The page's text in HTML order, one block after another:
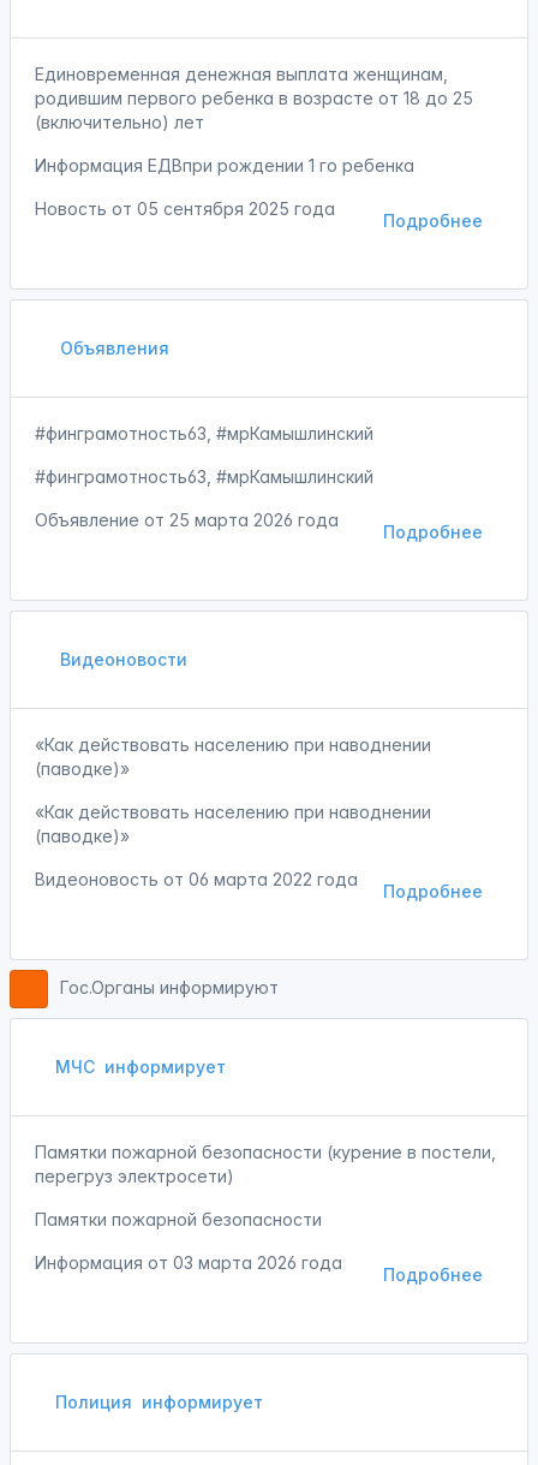
Единовременная денежная выплата женщинам,
родившим первого ребенка в возрасте от 18 до 25
(включительно) лет
Информация ЕДВпри рождении 1 го ребенка
Подробнее
Новость от 05 сентября 2025 года
Объявления
#финграмотность63, #мрКамышлинский
#финграмотность63, #мрКамышлинский
Подробнее
Объявление от 25 марта 2026 года
Видеоновости
«Как действовать населению при наводнении
(паводке)»
«Как действовать населению при наводнении
(паводке)»
Подробнее
Видеоновость от 06 марта 2022 года
Гос.Органы информируют
МЧС информирует
Памятки пожарной безопасности (курение в постели,
перегруз электросети)
Памятки пожарной безопасности
Подробнее
Информация от 03 марта 2026 года
Полиция информирует